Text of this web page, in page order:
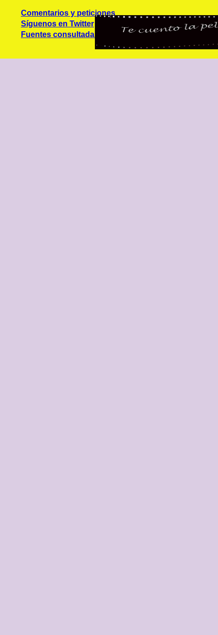
Comentarios y peticiones
Síguenos en Twitter
Fuentes consultadas